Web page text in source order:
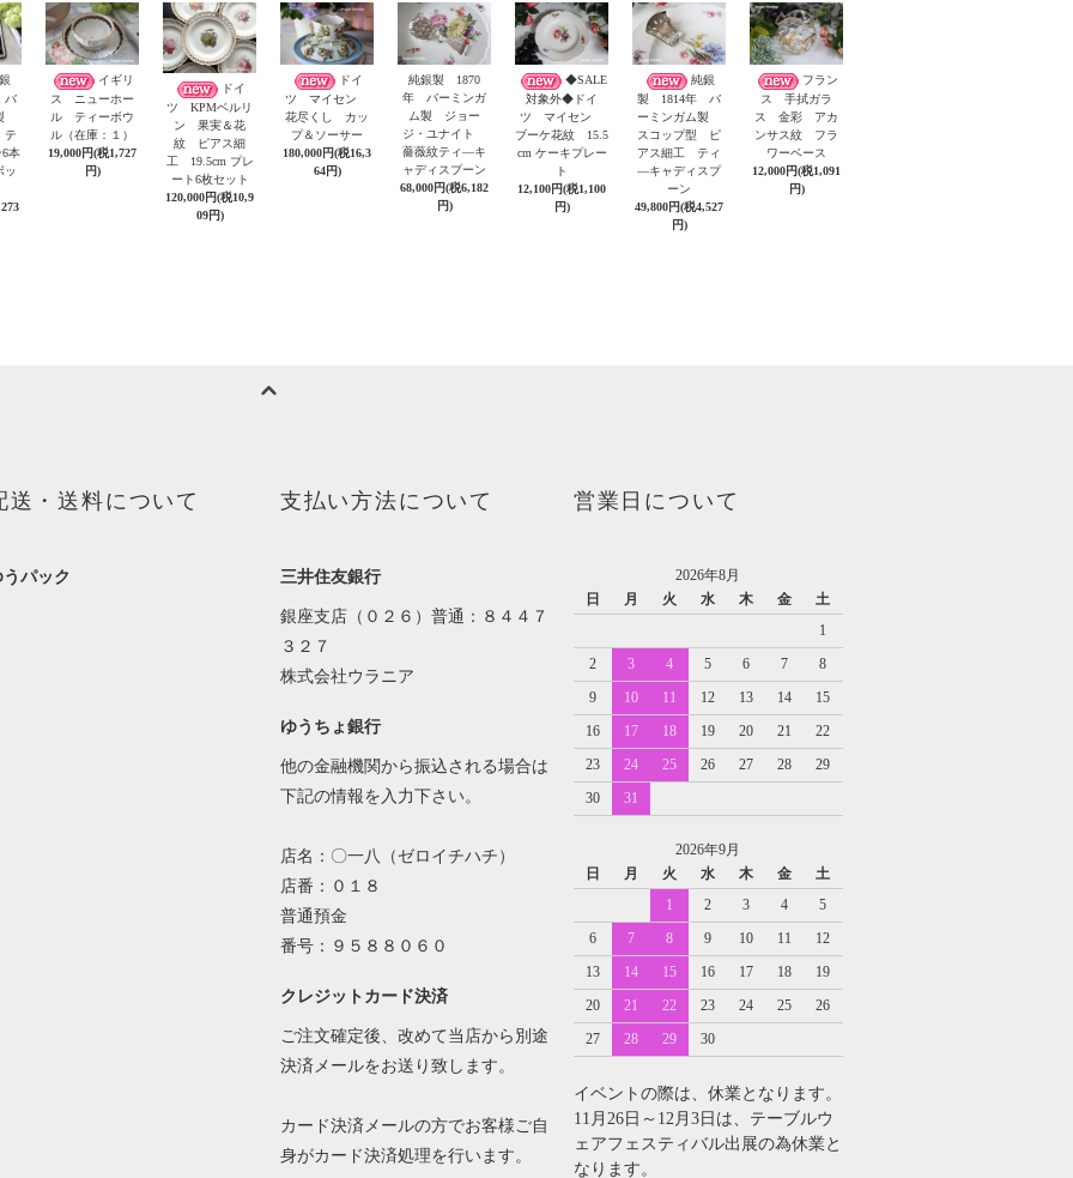
バ
テ
本
ッ
イギリ
ス ニューホー
ル ティーボウ
ル（在庫：１）
19,000円(税1,727
円)
ドイ
ツ KPMベルリ
ン 果実＆花
紋 ピアス細
工 19.5cm プレ
ート6枚セット
120,000円(税10,9
09円)
ドイ
ツ マイセン
花尽くし カッ
プ＆ソーサー
180,000円(税16,3
64円)
純銀製 1870
年 バーミンガ
ム製 ジョー
ジ・ユナイト
薔薇紋ティ―キ
ャディスプーン
68,000円(税6,182
円)
◆SALE
対象外◆ドイ
ツ マイセン
ブーケ花紋 15.5
cm ケーキプレー
ト
12,100円(税1,100
円)
純銀
製 1814年 バ
ーミンガム製
スコップ型 ピ
アス細工 ティ
―キャディスプ
ーン
49,800円(税4,527
円)
フラン
ス 手拭ガラ
ス 金彩 アカ
ンサス紋 フラ
ワーベース
12,000円(税1,091
円)
送・送料について
うパック
支払い方法について
三井住友銀行
銀座支店（０２６）普通：８４４７
３２７
株式会社ウラニア
ゆうちょ銀行
他の金融機関から振込される場合は
下記の情報を入力下さい。
店名：〇一八（ゼロイチハチ）
店番：０１８
普通預金
番号：９５８８０６０
クレジットカード決済
ご注文確定後、改めて当店から別途
決済メールをお送り致します。
カード決済メールの方でお客様ご自
身がカード決済処理を行います。
営業日について
2026年8月
日
月 火 水 木 金
土
1
2
3 4 5 6 7
8
9
10 11 12 13 14
15
16
17 18 19 20 21
22
23
24 25 26 27 28
29
30
31
2026年9月
日
月 火 水 木 金
土
1
2 3 4
5
6
7 8 9 10 11
12
13
14 15 16 17 18
19
20
21 22 23 24 25
26
27
28 29 30
イベントの際は、休業となります。
11月26日～12月3日は、テーブルウ
ェアフェスティバル出展の為休業と
なります。